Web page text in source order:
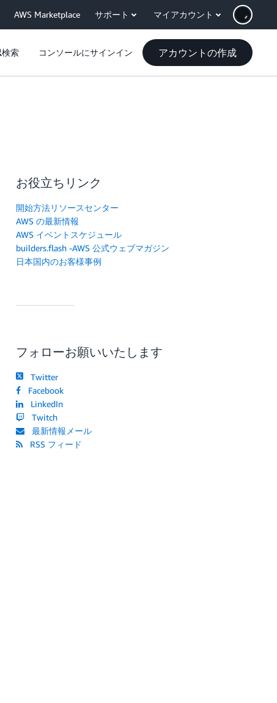
AWS Marketplace サポート マイアカウント
検索 コンソールにサインイン アカウントの作成
お役立ちリンク
開始方法リソースセンター
AWS の最新情報
AWS イベントスケジュール
builders.flash -AWS 公式ウェブマガジン
日本国内のお客様事例
フォローお願いいたします
Twitter
Facebook
LinkedIn
Twitch
最新情報メール
RSS フィード